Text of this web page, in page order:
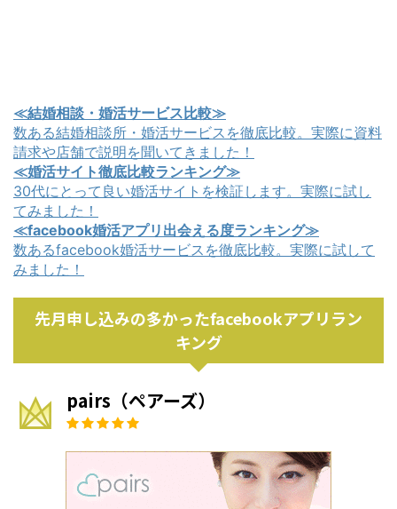
≪結婚相談・婚活サービス比較≫
数ある結婚相談所・婚活サービスを徹底比較。実際に資料
請求や店舗で説明を聞いてきました！
≪婚活サイト徹底比較ランキング≫
30代にとって良い婚活サイトを検証します。実際に試し
てみました！
≪facebook婚活アプリ出会える度ランキング≫
数あるfacebook婚活サービスを徹底比較。実際に試して
みました！
先月申し込みの多かったfacebookアプリラン
キング
pairs（ペアーズ）